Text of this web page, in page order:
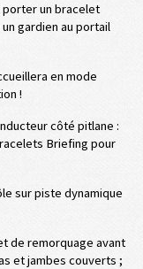
un bracelet
gardien au portail
en mode
!
côté pitlane :
Briefing pour
sur piste dynamique
de remorquage avant
et jambes couverts ;